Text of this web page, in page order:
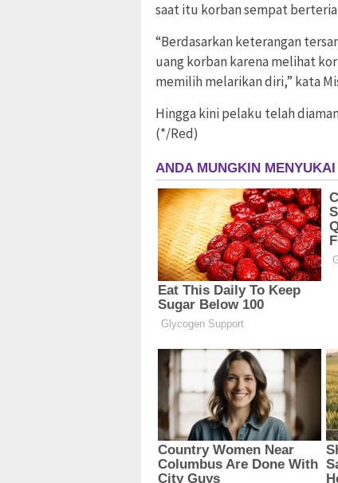
saat itu korban sempat
“Berdasarkan keterangan
uang korban karena melihat
memilih melarikan diri,” kata
Hingga kini pelaku telah
(*/Red)